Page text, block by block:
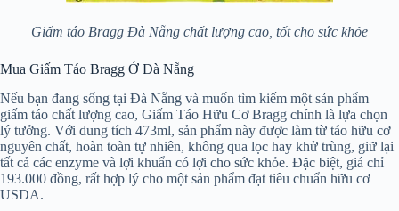
Giấm táo Bragg Đà Nẵng chất lượng cao, tốt cho sức khỏe
Mua Giấm Táo Bragg Ở Đà Nẵng
Nếu bạn đang sống tại Đà Nẵng và muốn tìm kiếm một sản phẩm
giấm táo chất lượng cao, Giấm Táo Hữu Cơ Bragg chính là lựa chọn
lý tưởng. Với dung tích 473ml, sản phẩm này được làm từ táo hữu cơ
nguyên chất, hoàn toàn tự nhiên, không qua lọc hay khử trùng, giữ lại
tất cả các enzyme và lợi khuẩn có lợi cho sức khỏe. Đặc biệt, giá chỉ
193.000 đồng, rất hợp lý cho một sản phẩm đạt tiêu chuẩn hữu cơ
USDA.